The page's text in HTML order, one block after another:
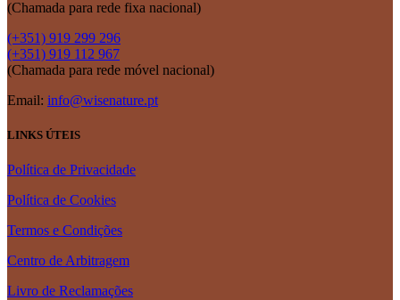
(Chamada para rede fixa nacional)
(+351) 919 299 296
(+351) 919 112 967
(Chamada para rede móvel nacional)
Email: info@wisenature.pt
LINKS ÚTEIS
Política de Privacidade
Política de Cookies
Termos e Condições
Centro de Arbitragem
Livro de Reclamações